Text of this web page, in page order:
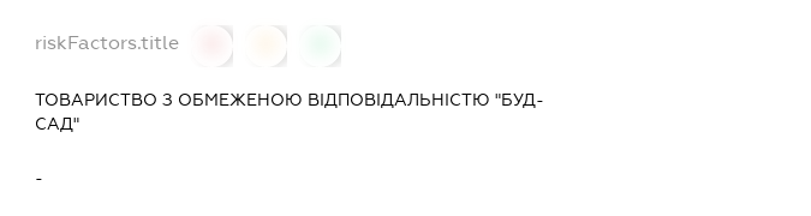
riskFactors.title
ТОВАРИСТВО З ОБМЕЖЕНОЮ ВІДПОВІДАЛЬНІСТЮ "БУД-
САД"
-